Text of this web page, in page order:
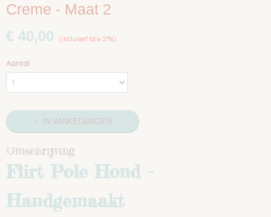
Creme - Maat 2
€ 40,00 (inclusief btw 21%)
Aantal
IN WINKELWAGEN
Omschrijving
Flirt Pole Hond –
Handgemaakt